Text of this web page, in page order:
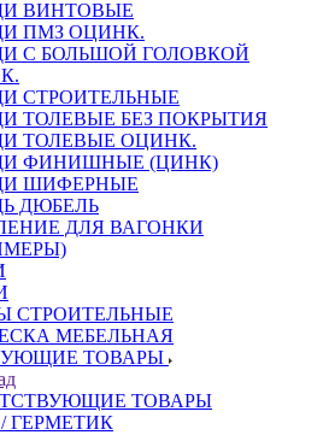
ВИНТОВЫЕ
ПМЗ ОЦИНК.
С БОЛЬШОЙ ГОЛОВКОЙ
СТРОИТЕЛЬНЫЕ
ТОЛЕВЫЕ БЕЗ ПОКРЫТИЯ
ТОЛЕВЫЕ ОЦИНК.
ФИНИШНЫЕ (ЦИНК)
ШИФЕРНЫЕ
ДЮБЕЛЬ
ДЛЯ ВАГОНКИ
СТРОИТЕЛЬНЫЕ
МЕБЕЛЬНАЯ
ТОВАРЫ
ТОВАРЫ
ГЕРМЕТИК